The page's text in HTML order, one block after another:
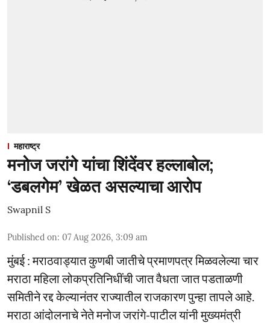
महाराष्ट्र
मनोज जरांगे यांचा शिंदेंवर हल्लाबोल;
‘डबलगेम’ खेळत असल्याचा आरोप
Swapnil S
Published on: 07 Aug 2026, 3:09 am
मुंबई : मराठवाड्यात कुणबी जातीचे प्रमाणपत्र मिळवलेल्या चार
मराठा महिला लोकप्रतिनिधींची जात वैधता जात पडताळणी
समितीने रद्द केल्यानंतर राज्यातील राजकारण पुन्हा तापले आहे.
मराठा आंदोलनाचे नेते मनोज जरांगे-पाटील यांनी मुख्यमंत्री